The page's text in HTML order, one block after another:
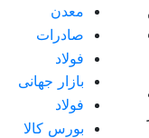
معدن
صادرات
فولاد
بازار جهانی
فولاد
بورس کالا